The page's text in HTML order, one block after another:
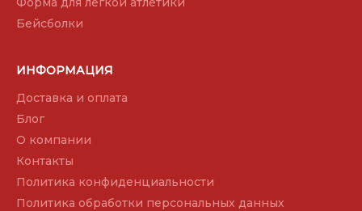
Бейсболки
ИНФОРМАЦИЯ
Доставка и оплата
Блог
О компании
Контакты
Политика конфиденциальности
Политика обработки персональных данных